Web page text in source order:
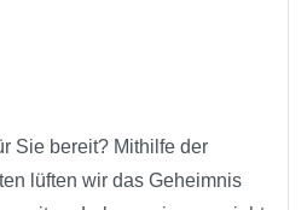
Sie bereit? Mithilfe der
lüften wir das Geheimnis